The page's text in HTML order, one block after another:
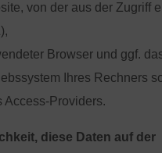
von der aus der Zugriff
Browser und ggf.
Ihres Rechners
Access-Providers.
diese Daten auf der